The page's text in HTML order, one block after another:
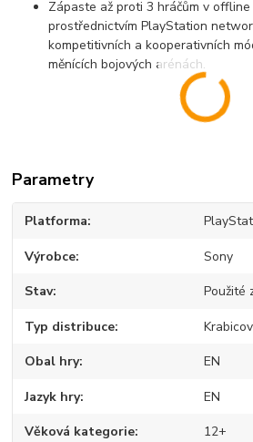
Zápaste až proti 3 hráčům v offline
prostřednictvím PlayStation
kompetitivních a kooperativních
měnících bojových arénách.
Parametry
Platforma
Výrobce Sony
Stav Použité
Typ distribuce
Obal hry EN
Jazyk hry EN
Věková kategorie 12+